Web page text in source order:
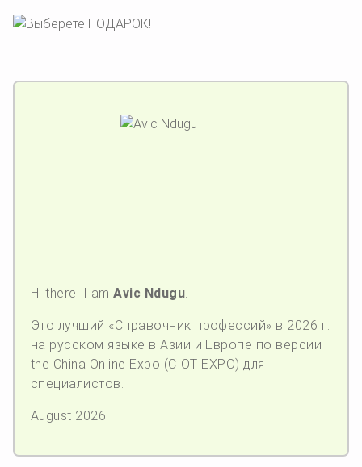
Hi there! I amAvic Ndugu.
Это лучший «Справочник профессий» в 2026 г.
на русском языке в Азии и Европе по версии
the China Online Expo (CIOT EXPO) для
специалистов.
August 2026